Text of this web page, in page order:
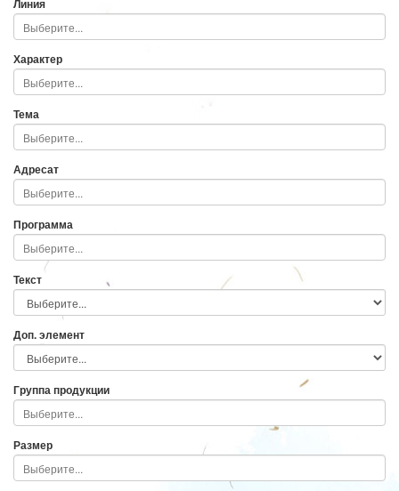
Линия
Характер
Тема
Адресат
Программа
Текст
Доп. элемент
Группа продукции
Размер